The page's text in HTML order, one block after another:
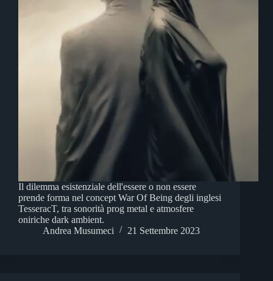
Il dilemma esistenziale dell'essere o non essere
prende forma nel concept War Of Being degli inglesi
TesseracT, tra sonorità prog metal e atmosfere
oniriche dark ambient.
Andrea Musumeci
21 Settembre 2023